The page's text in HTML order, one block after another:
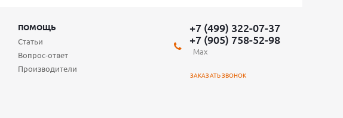
ПОМОЩЬ
Статьи
Вопрос-ответ
Производители
+7 (499) 322-07-37
+7 (905) 758-52-98
Max
ЗАКАЗАТЬ ЗВОНОК